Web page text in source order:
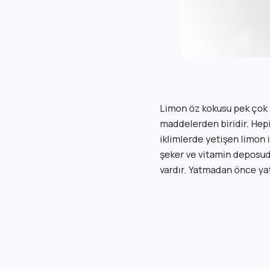
Limon öz kokusu pek
maddelerden biridir.
iklimlerde yetişen limon
şeker ve vitamin
vardır. Yatmadan önce